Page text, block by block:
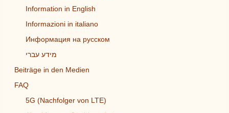
Information in English
Informazioni in italiano
Информация на русском
מידע עברי
Beiträge in den Medien
FAQ
5G (Nachfolger von LTE)